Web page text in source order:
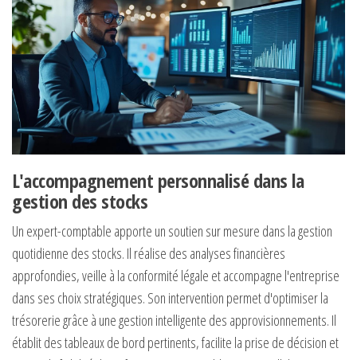
L'accompagnement personnalisé dans la
gestion des stocks
Un expert-comptable apporte un soutien sur mesure dans la gestion
quotidienne des stocks. Il réalise des analyses financières
approfondies, veille à la conformité légale et accompagne l'entreprise
dans ses choix stratégiques. Son intervention permet d'optimiser la
trésorerie grâce à une gestion intelligente des approvisionnements. Il
établit des tableaux de bord pertinents, facilite la prise de décision et